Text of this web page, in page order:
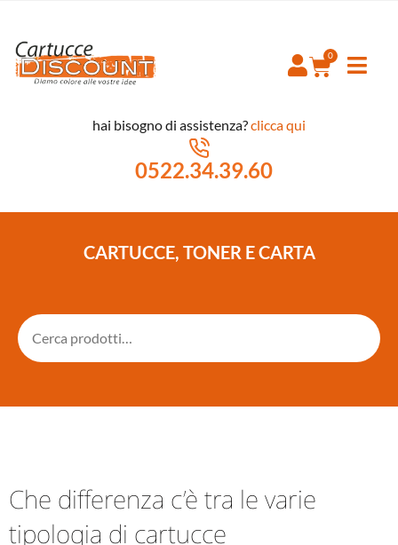
hai bisogno di assistenza?clicca qui
0522.34.39.60
CARTUCCE, TONER E CARTA
Che differenza c’è tra le varie
tipologia di cartucce